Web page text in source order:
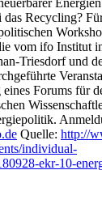
Recycling?
vom ifo Institut
Triesdorf und
Forums für
Quelle: http://
individual-
ekr-10-